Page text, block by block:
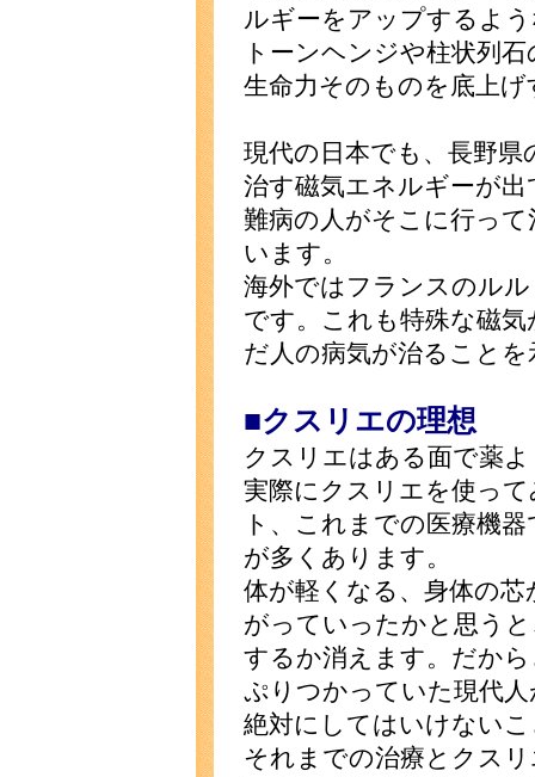
ルギーをアップするよ
トーンヘンジや柱状列
生命力そのものを底上
現代の日本でも、長野
治す磁気エネルギーが
難病の人がそこに行っ
います。
海外ではフランスのル
です。これも特殊な磁
だ人の病気が治ること
■クスリエの理想
クスリエはある面で薬
実際にクスリエを使っ
ト、これまでの医療機
が多くあります。
体が軽くなる、身体の
がっていったかと思う
するか消えます。だか
ぷりつかっていた現代
絶対にしてはいけない
それまでの治療とクス